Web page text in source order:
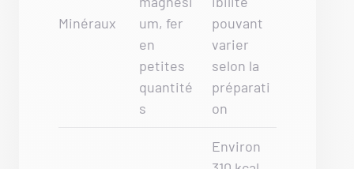
Minéraux
um, fer
en
petites
quantité
s
pouvant
varier
selon la
préparati
on
Environ